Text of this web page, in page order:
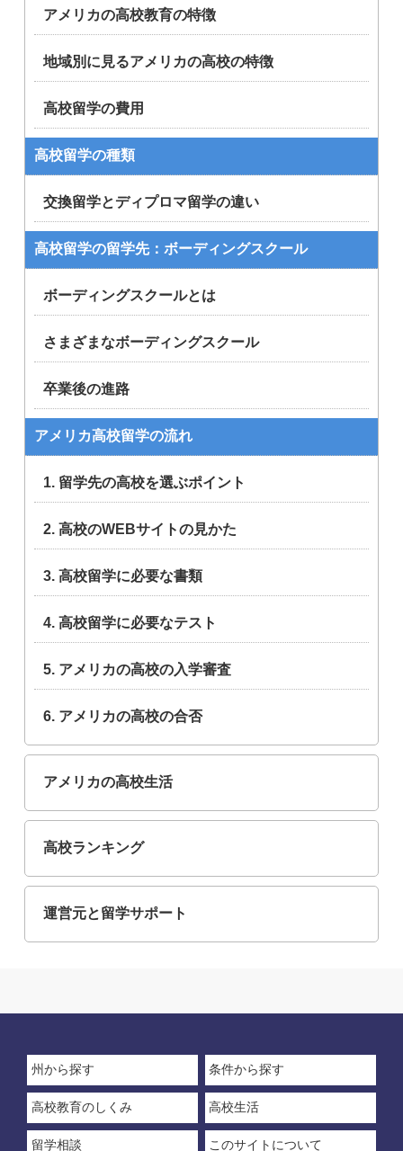
アメリカの高校教育の特徴
地域別に見るアメリカの高校の特徴
高校留学の費用
高校留学の種類
交換留学とディプロマ留学の違い
高校留学の留学先：ボーディングスクール
ボーディングスクールとは
さまざまなボーディングスクール
卒業後の進路
アメリカ高校留学の流れ
1. 留学先の高校を選ぶポイント
2. 高校のWEBサイトの見かた
3. 高校留学に必要な書類
4. 高校留学に必要なテスト
5. アメリカの高校の入学審査
6. アメリカの高校の合否
アメリカの高校生活
高校ランキング
運営元と留学サポート
州から探す 条件から探す
高校教育のしくみ 高校生活
留学相談 このサイトについて